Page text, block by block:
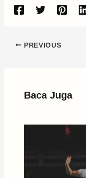
PREVIOUS
Baca Juga